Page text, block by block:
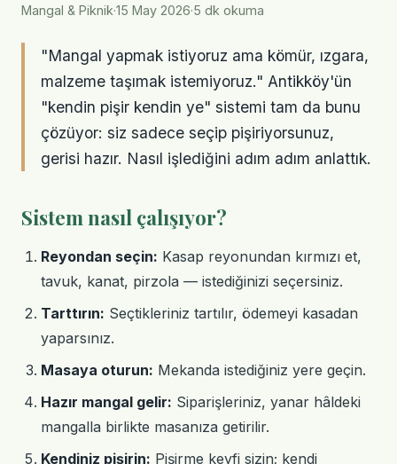
Mangal & Piknik·15 May 2026·5 dk okuma
"Mangal yapmak istiyoruz ama kömür, ızgara,
malzeme taşımak istemiyoruz." Antikköy'ün
"kendin pişir kendin ye" sistemi tam da bunu
çözüyor: siz sadece seçip pişiriyorsunuz,
gerisi hazır. Nasıl işlediğini adım adım anlattık.
Sistem nasıl çalışıyor?
Reyondan seçin: Kasap reyonundan kırmızı et,
tavuk, kanat, pirzola — istediğinizi seçersiniz.
Tarttırın: Seçtikleriniz tartılır, ödemeyi kasadan
yaparsınız.
Masaya oturun: Mekanda istediğiniz yere geçin.
Hazır mangal gelir: Siparişleriniz, yanar hâldeki
mangalla birlikte masanıza getirilir.
Kendiniz pişirin: Pişirme keyfi sizin; kendi